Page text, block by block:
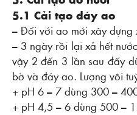
5.1 Cải tạo đáy ao
– Ðối với ao mới xây dựng
– 3 ngày rồi lại xả hết
vậy 2 đến 3 lần sau đấy
bờ và đáy ao. Lượng vôi
+ pH 6 – 7 dùng 300 –
+ pH 4,5 – 6 dùng 500 –